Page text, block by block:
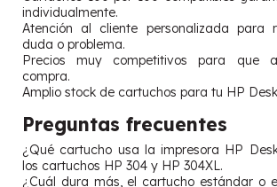
individualmente.
Atención al cliente personalizada para
duda o problema.
Precios muy competitivos para que
compra.
Amplio stock de cartuchos para tu HP
Preguntas frecuentes
¿Qué cartucho usa la impresora HP
los cartuchos HP 304 y HP 304XL.
¿Cuál dura más, el cartucho estándar o